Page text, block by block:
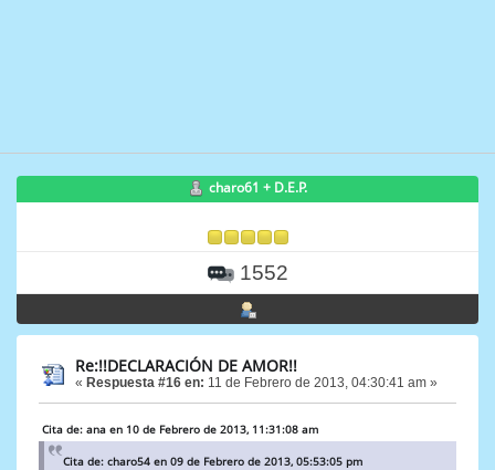
charo61 + D.E.P.
1552
Re:!!DECLARACIÓN DE AMOR!!
« Respuesta #16 en: 11 de Febrero de 2013, 04:30:41 am »
Cita de: ana en 10 de Febrero de 2013, 11:31:08 am
Cita de: charo54 en 09 de Febrero de 2013, 05:53:05 pm